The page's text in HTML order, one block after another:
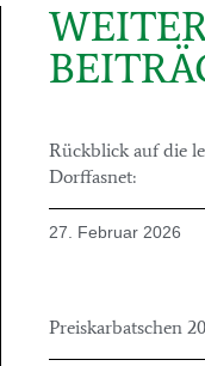
Rückblick auf die
Dorffasnet:
27. Februar 2026
Preiskarbatschen